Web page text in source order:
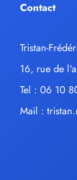
Contact
Tristan-
16, rue de
Tel : 06 10
Mail :